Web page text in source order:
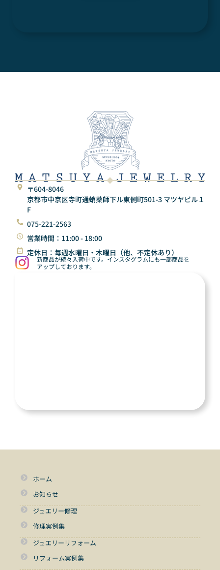
〒604-8046
京都市中京区寺町通蛸薬師下ル東側町501-3 マツヤビル１
F
075-221-2563
営業時間：11:00 - 18:00
定休日：毎週水曜日・木曜日（他、不定休あり）
新商品が続々入荷中です。インスタグラムにも一部商品を
アップしております。
ホーム
お知らせ
ジュエリー修理
修理実例集
ジュエリーリフォーム
リフォーム実例集